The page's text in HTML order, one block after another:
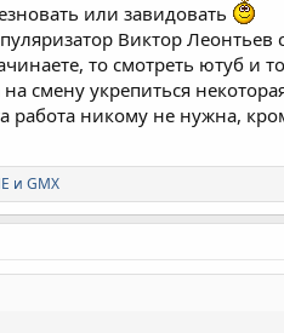
или завидовать
Виктор Леонтьев
то смотреть ютуб
на смену укрепиться
работа никому не нужна,
иGMX